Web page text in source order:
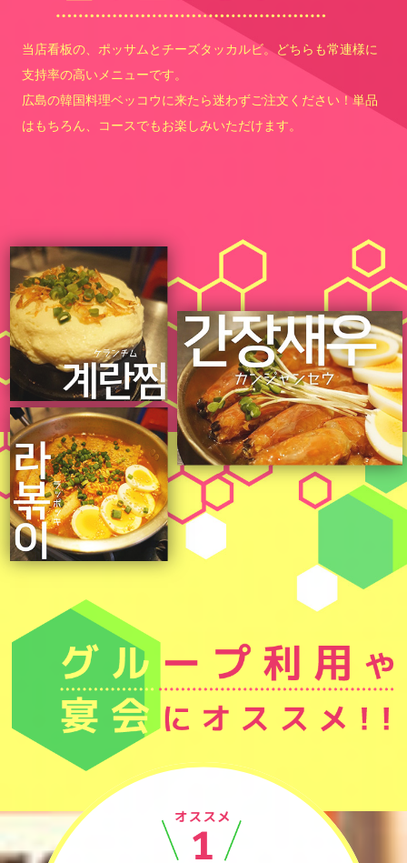
当店看板の、ポッサムとチーズタッカルビ。どちらも常連様に
支持率の高いメニューです。
広島の韓国料理ベッコウに来たら迷わずご注文ください！単品
はもちろん、コースでもお楽しみいただけます。